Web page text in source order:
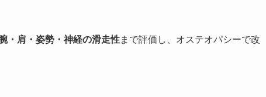
・肩・姿勢・神経の滑走性まで評価し、オステオパシーで改